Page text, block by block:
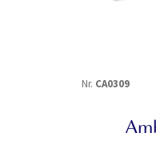
VHODNÉ
Nr. CA0309